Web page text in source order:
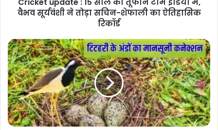
तोड़ा
सचिन-
शेफाली
का
ऐतिहासिक
रिकॉर्ड
वैभव सूर्यवंशी ने तोड़ा सचिन-शेफाली का ऐतिहासिक
रिकॉर्ड
Monsoon
prediction
:
टिटहरी
के
अंडों
का
मानसूनी
कनेक्शन,